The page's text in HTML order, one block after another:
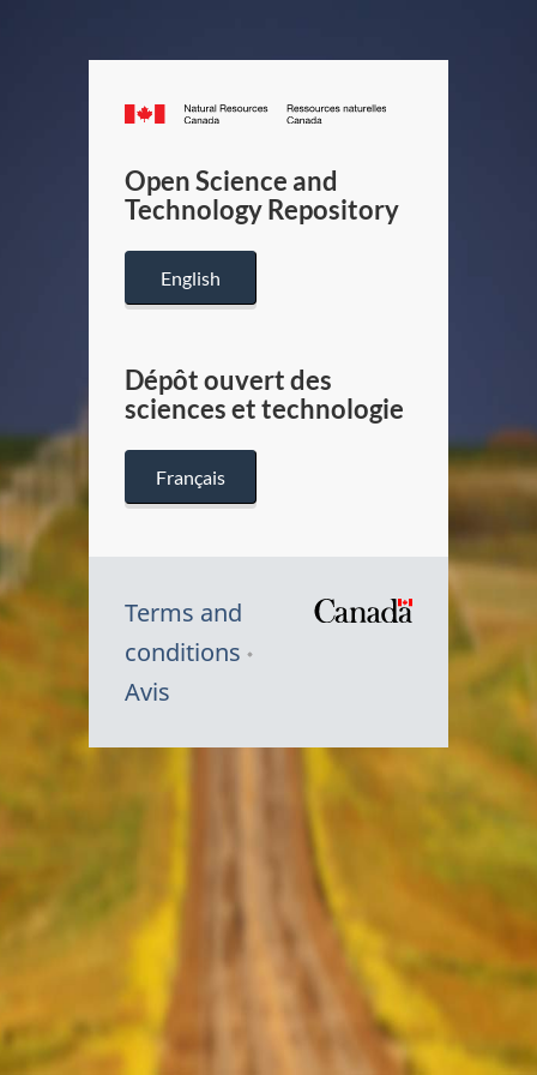
Canada.ca
/
Canada
Open Science and
Technology Repository
English
Dépôt ouvert des
sciences et technologie
Français
Terms and
conditions
Avis
Symbole
Canada